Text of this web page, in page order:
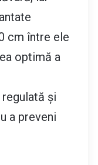
cm între ele
optimă a
și
a preveni